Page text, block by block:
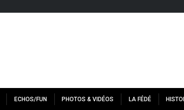
ECHOS/FUN PHOTOS & VIDÉOS LA FÉDÉ